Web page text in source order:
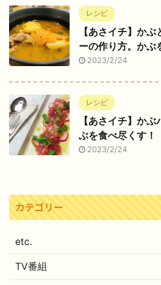
レシピ
【あさイチ】か
ーの作り方。かぶ
2023/2/24
レシピ
【あさイチ】か
ぶを食べ尽くす！
2023/2/24
カテゴリー
etc.
TV番組